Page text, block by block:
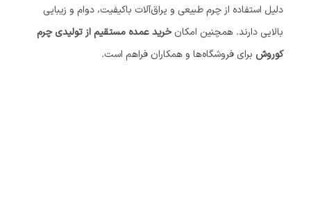
دلیل استفاده از چرم طبیعی و یراق‌آلات باکیفیت، دوام و زیبایی
بالایی دارند. همچنین امکان خرید عمده مستقیم از تولیدی چرم
کوروش برای فروشگاه‌ها و همکاران فراهم است.